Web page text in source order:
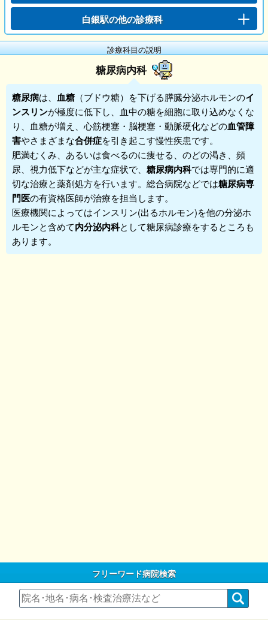
白銀駅の他の診療科
診療科目の説明
糖尿病内科
糖尿病は、 血糖（ブドウ糖）を下げる膵臓分泌ホルモンのイ
ンスリンが極度に低下し、血中の糖を細胞に取り込めなくな
り、血糖が増え、心筋梗塞・脳梗塞・動脈硬化などの血管障
害やさまざまな合併症を引き起こす慢性疾患です。
肥満むくみ、あるいは食べるのに痩せる、のどの渇き、頻
尿、視力低下などが主な症状で、 糖尿病内科では専門的に適
切な治療と薬剤処方を行います。総合病院などでは糖尿病専
門医の有資格医師が治療を担当します。
医療機関によってはインスリン(出るホルモン)を他の分泌ホ
ルモンと含めて内分泌内科として糖尿病診療をするところも
あります。
フリーワード病院検索